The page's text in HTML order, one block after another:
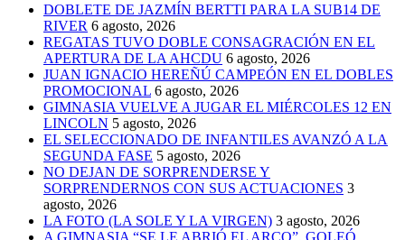
DOBLETE DE JAZMÍN BERTTI PARA LA SUB14 DE
RIVER 6 agosto, 2026
REGATAS TUVO DOBLE CONSAGRACIÓN EN EL
APERTURA DE LA AHCDU 6 agosto, 2026
JUAN IGNACIO HEREÑÚ CAMPEÓN EN EL DOBLES
PROMOCIONAL 6 agosto, 2026
GIMNASIA VUELVE A JUGAR EL MIÉRCOLES 12 EN
LINCOLN 5 agosto, 2026
EL SELECCIONADO DE INFANTILES AVANZÓ A LA
SEGUNDA FASE 5 agosto, 2026
NO DEJAN DE SORPRENDERSE Y
SORPRENDERNOS CON SUS ACTUACIONES 3
agosto, 2026
LA FOTO (LA SOLE Y LA VIRGEN) 3 agosto, 2026
A GIMNASIA “SE LE ABRIÓ EL ARCO”, GOLEÓ